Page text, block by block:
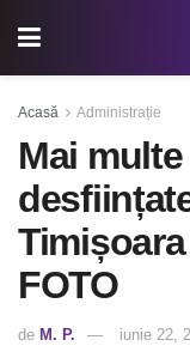
Acasă Administrație
Mai
FOTO
de M. P. iunie 22,